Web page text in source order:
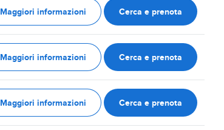
Maggiori informazioni Cerca e prenota
Maggiori informazioni Cerca e prenota
Maggiori informazioni Cerca e prenota